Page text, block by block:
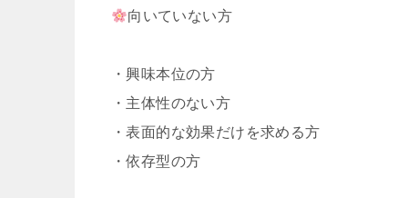
向いていない方
・興味本位の方
・主体性のない方
・表面的な効果だけを求める方
・依存型の方